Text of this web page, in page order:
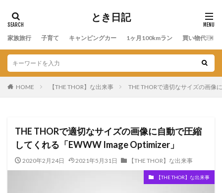
とき日記
家族旅行 子育て キャンピングカー 1ヶ月100kmラン 買い物代理店
HOME 【THE THOR】な出来事 THE THORで適切なサイズの画像
THE THORで適切なサイズの画像に自動で圧縮
してくれる「EWWW Image Optimizer」
2020年2月24日 2021年5月31日 【THE THOR】な出来事
【THE THOR】な出来事